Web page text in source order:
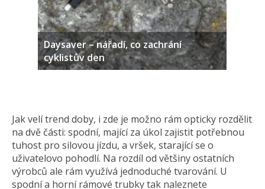
Daysaver – nářadí, co zachrání
cyklistův den
Jak velí trend doby, i zde je možno rám opticky rozdělit
na dvě části: spodní, mající za úkol zajistit potřebnou
tuhost pro silovou jízdu, a vršek, starající se o
uživatelovo pohodlí. Na rozdíl od většiny ostatních
výrobců ale rám využívá jednoduché tvarování. U
spodní a horní rámové trubky tak naleznete